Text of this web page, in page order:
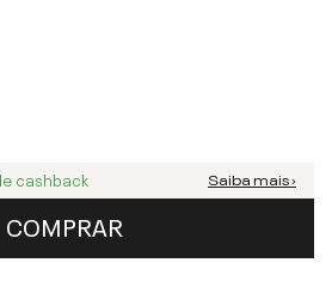
cashback Saiba mais ›
COMPRAR